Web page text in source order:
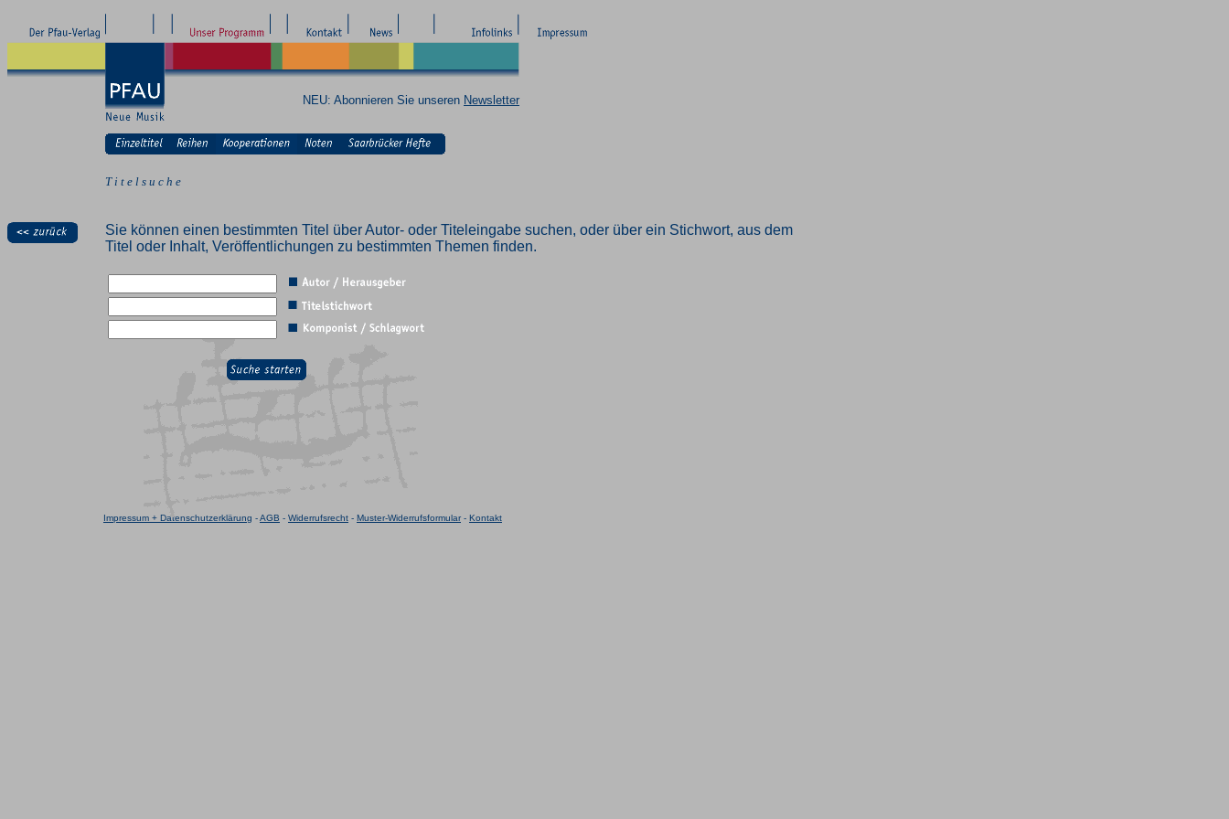
NEU: Abonnieren Sie unseren Newsletter
T i t e l s u c h e
Sie können einen bestimmten Titel über Autor- oder Titeleingabe suchen, oder über ein Stichwort, aus dem
Titel oder Inhalt, Veröffentlichungen zu bestimmten Themen finden.
Impressum + Datenschutzerklärung -AGB - Widerrufsrecht - Muster-Widerrufsformular- Kontakt